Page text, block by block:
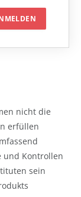
nicht die
erfüllen
und Kontrollen
sein